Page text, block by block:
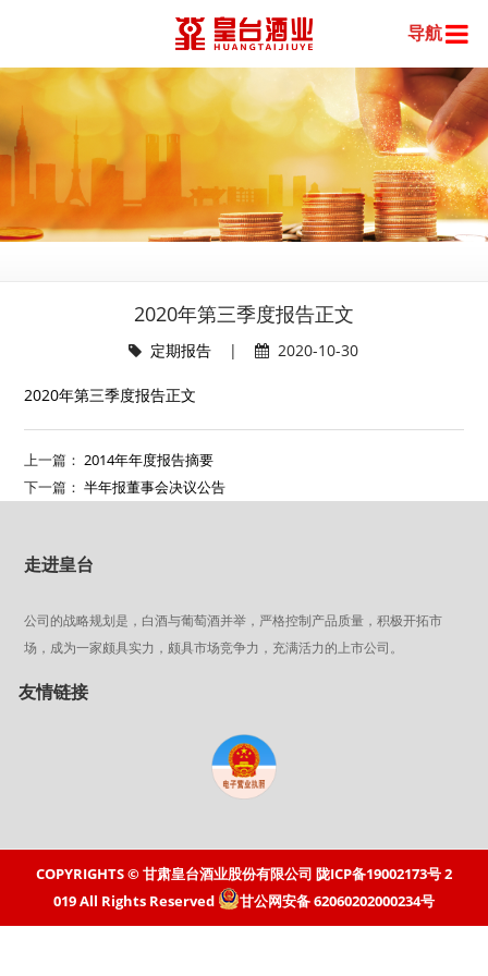
导航
2020年第三季度报告正文
定期报告 | 2020-10-30
2020年第三季度报告正文
上一篇： 2014年年度报告摘要
下一篇： 半年报董事会决议公告
走进皇台
公司的战略规划是，白酒与葡萄酒并举，严格控制产品质量，积极开拓市
场，成为一家颇具实力，颇具市场竞争力，充满活力的上市公司。
友情链接
COPYRIGHTS © 甘肃皇台酒业股份有限公司 陇ICP备19002173号2
019 All Rights Reserved
甘公网安备 62060202000234号